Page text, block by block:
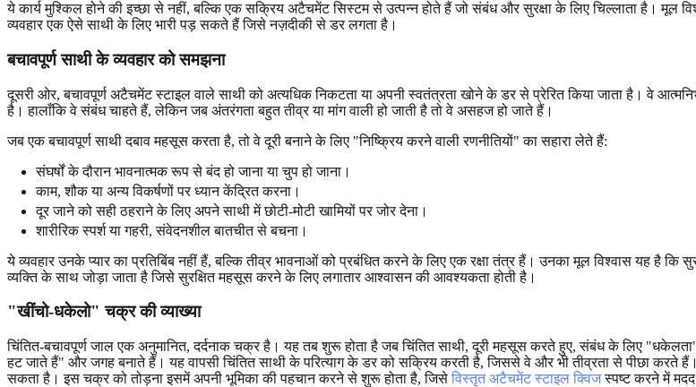
ये कार्य मुश्किल होने की इच्छा से नहीं, बल्कि एक सक्रिय अटैचमेंट सिस्टम से उत्पन्न होते हैं जो संबंध और सुरक्षा के लिए चिल्लाता है। मूल
व्यवहार एक ऐसे साथी के लिए भारी पड़ सकते हैं जिसे नज़दीकी से डर लगता है।
बचावपूर्ण साथी के व्यवहार को समझना
दूसरी ओर, बचावपूर्ण अटैचमेंट स्टाइल वाले साथी को अत्यधिक निकटता या अपनी स्वतंत्रता खोने के डर से प्रेरित किया जाता है। वे
है। हालाँकि वे संबंध चाहते हैं, लेकिन जब अंतरंगता बहुत तीव्र या मांग वाली हो जाती है तो वे असहज हो जाते हैं।
जब एक बचावपूर्ण साथी दबाव महसूस करता है, तो वे दूरी बनाने के लिए "निष्क्रिय करने वाली रणनीतियों" का सहारा लेते हैं:
संघर्षों के दौरान भावनात्मक रूप से बंद हो जाना या चुप हो जाना।
काम, शौक या अन्य विकर्षणों पर ध्यान केंद्रित करना।
दूर जाने को सही ठहराने के लिए अपने साथी में छोटी-मोटी खामियों पर जोर देना।
शारीरिक स्पर्श या गहरी, संवेदनशील बातचीत से बचना।
ये व्यवहार उनके प्यार का प्रतिबिंब नहीं हैं, बल्कि तीव्र भावनाओं को प्रबंधित करने के लिए एक रक्षा तंत्र हैं। उनका मूल विश्वास यह है कि
व्यक्ति के साथ जोड़ा जाता है जिसे सुरक्षित महसूस करने के लिए लगातार आश्वासन की आवश्यकता होती है।
"खींचो-धकेलो" चक्र की व्याख्या
चिंतित-बचावपूर्ण जाल एक अनुमानित, दर्दनाक चक्र है। यह तब शुरू होता है जब चिंतित साथी, दूरी महसूस करते हुए, संबंध के लिए
हट जाते हैं" और जगह बनाते हैं। यह वापसी चिंतित साथी के परित्याग के डर को सक्रिय करती है, जिससे वे और भी तीव्रता से पीछा
सकता है। इस चक्र को तोड़ना इसमें अपनी भूमिका की पहचान करने से शुरू होता है, जिसे विस्तृत अटैचमेंट स्टाइल क्विजस्पष्ट करने में